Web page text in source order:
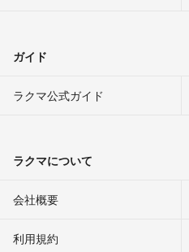
ガイド
ラクマ公式ガイド
ラクマについて
会社概要
利用規約